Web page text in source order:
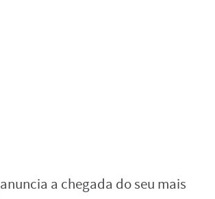
anuncia a chegada do seu mais